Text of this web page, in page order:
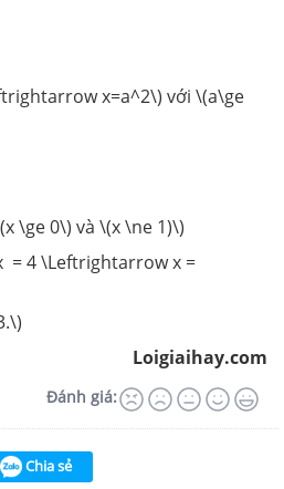
x=a^2\) với \(a\ge
\ge 0\) và \(x \ne 1)\)
4 \Leftrightarrow x =
Loigiaihay.com
Đánh giá:
Chia sẻ